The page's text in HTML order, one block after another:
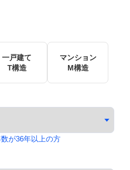
一戸建て
T構造
マンション
M構造
が36年以上の方